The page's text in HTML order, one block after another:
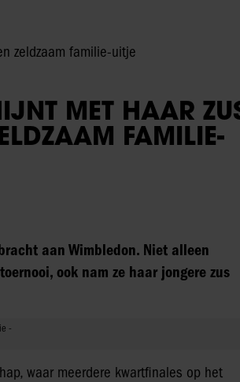
zeldzaam familie-uitje
MET HAAR
FAMILIE-
aan Wimbledon. Niet alleen
ook nam ze haar jongere zus
waar meerdere kwartfinales op het